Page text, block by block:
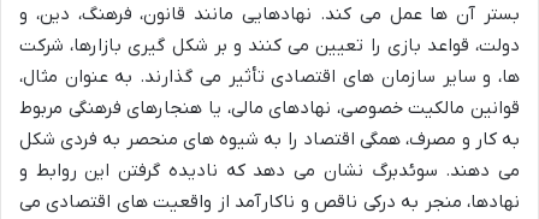
بستر آن ها عمل می کند. نهادهایی مانند قانون، فرهنگ، دین، و
دولت، قواعد بازی را تعیین می کنند و بر شکل گیری بازارها، شرکت
ها، و سایر سازمان های اقتصادی تأثیر می گذارند. به عنوان مثال،
قوانین مالکیت خصوصی، نهادهای مالی، یا هنجارهای فرهنگی مربوط
به کار و مصرف، همگی اقتصاد را به شیوه های منحصر به فردی شکل
می دهند. سوئدبرگ نشان می دهد که نادیده گرفتن این روابط و
نهادها، منجر به درکی ناقص و ناکارآمد از واقعیت های اقتصادی می